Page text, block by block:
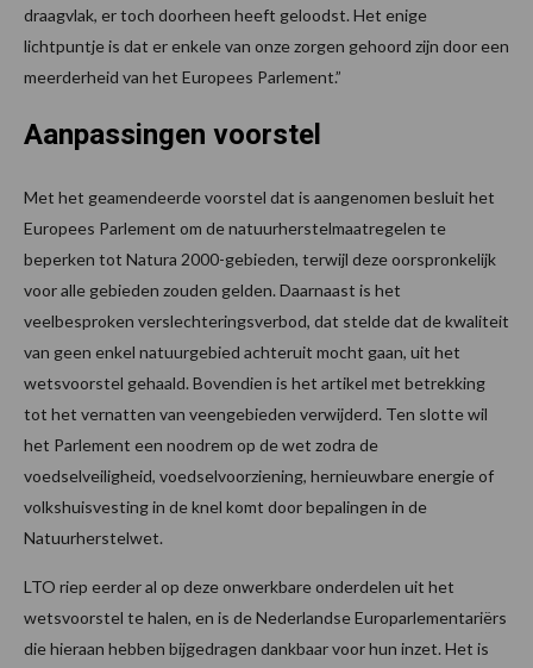
draagvlak, er toch doorheen heeft geloodst. Het enige
lichtpuntje is dat er enkele van onze zorgen gehoord zijn door een
meerderheid van het Europees Parlement.”
Aanpassingen voorstel
Met het geamendeerde voorstel dat is aangenomen besluit het
Europees Parlement om de natuurherstelmaatregelen te
beperken tot Natura 2000-gebieden, terwijl deze oorspronkelijk
voor alle gebieden zouden gelden. Daarnaast is het
veelbesproken verslechteringsverbod, dat stelde dat de kwaliteit
van geen enkel natuurgebied achteruit mocht gaan, uit het
wetsvoorstel gehaald. Bovendien is het artikel met betrekking
tot het vernatten van veengebieden verwijderd. Ten slotte wil
het Parlement een noodrem op de wet zodra de
voedselveiligheid, voedselvoorziening, hernieuwbare energie of
volkshuisvesting in de knel komt door bepalingen in de
Natuurherstelwet.
LTO riep eerder al op deze onwerkbare onderdelen uit het
wetsvoorstel te halen, en is de Nederlandse Europarlementariërs
die hieraan hebben bijgedragen dankbaar voor hun inzet. Het is